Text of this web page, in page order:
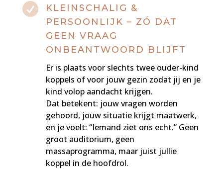

KLEINSCHALIG &
PERSOONLIJK – ZÓ DAT
GEEN VRAAG
ONBEANTWOORD BLIJFT
Er is plaats voor slechts twee ouder-kind
koppels of voor jouw gezin zodat jij en je
kind volop aandacht krijgen.
Dat betekent: jouw vragen worden
gehoord, jouw situatie krijgt maatwerk,
en je voelt: “Iemand ziet ons echt.” Geen
groot auditorium, geen
massaprogramma, maar juist jullie
koppel in de hoofdrol.